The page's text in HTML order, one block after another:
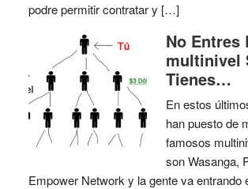
podre permitir contratar y […]
No Entres
multinivel
Tienes…
En estos
han puesto de
famosos
son Wasanga,
Empower Network y la gente va entrando